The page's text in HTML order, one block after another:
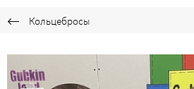
Кольцебросы